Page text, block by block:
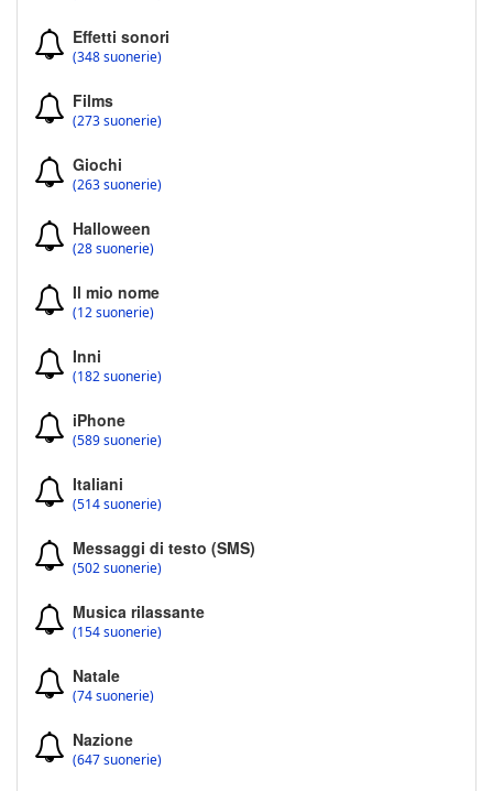
Effetti sonori
(348 suonerie)
Films
(273 suonerie)
Giochi
(263 suonerie)
Halloween
(28 suonerie)
Il mio nome
(12 suonerie)
Inni
(182 suonerie)
iPhone
(589 suonerie)
Italiani
(514 suonerie)
Messaggi di testo (SMS)
(502 suonerie)
Musica rilassante
(154 suonerie)
Natale
(74 suonerie)
Nazione
(647 suonerie)